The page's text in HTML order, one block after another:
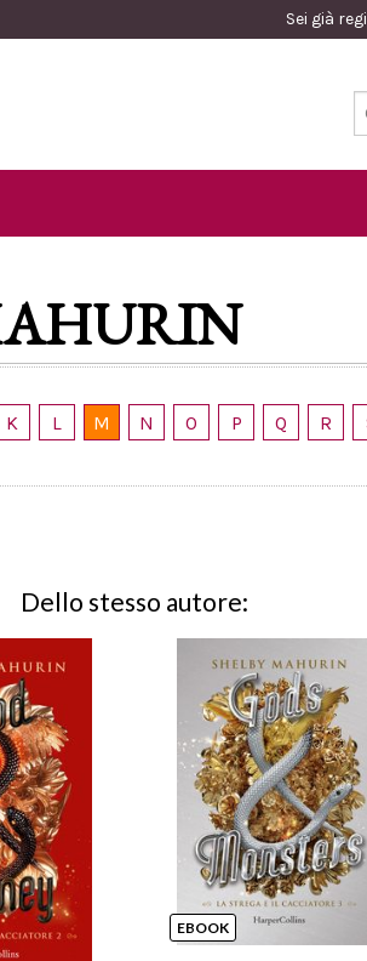
Sei già
K L M N O P Q R
Dello stesso autore:
EBOOK